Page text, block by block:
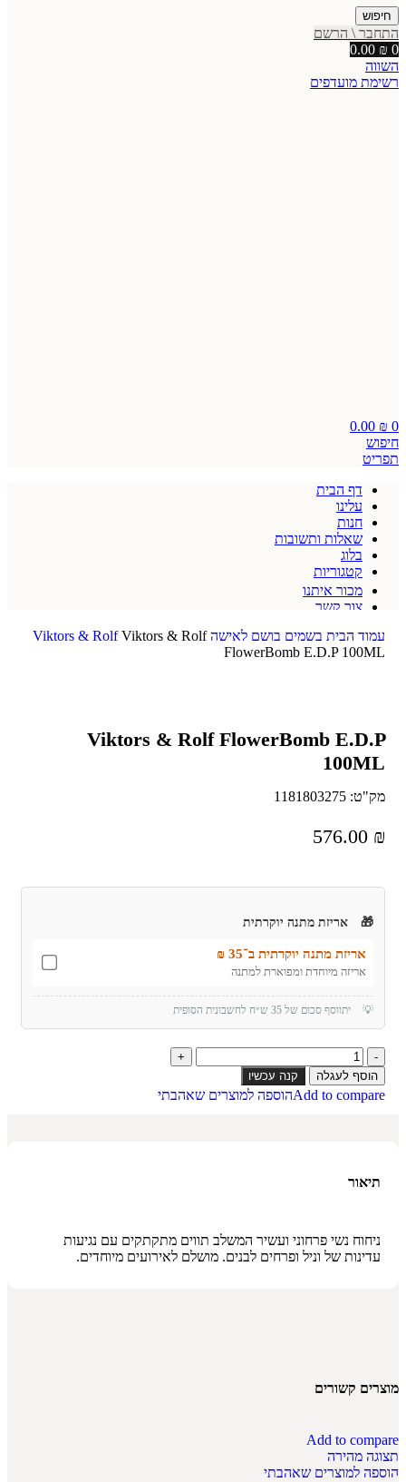
חיפוש
התחבר \ הרשם
0
0.00 ₪
השווה
רשימת מועדפים
0
0.00 ₪
חיפוש
תפריט
דף הבית
עלינו
חנות
שאלות ותשובות
בלוג
קטגוריות
מכור איתנו
צור קשר
עמוד הבית בשמים בושם לאישה Viktors & RolfViktors & Rolf
FlowerBomb E.D.P 100ML
Viktors & Rolf FlowerBomb E.D.P
100ML
מק"ט: 1181803275
576.00 ₪
🎁 אריזת מתנה יוקרתית
אריזת מתנה יוקרתית ב־35 ₪
אריזה מיוחדת ומפוארת למתנה
💡 יתווסף סכום של 35 ש״ח לחשבונית הסופית
הוסף לעגלה קנה עכשיו
Add to compareהוספה למוצרים שאהבתי
תיאור
ניחוח נשי פרחוני ועשיר המשלב תווים מתקתקים עם נגיעות
עדינות של וניל ופרחים לבנים. מושלם לאירועים מיוחדים.
מוצרים קשורים
Add to compare
תצוגה מהירה
הוספה למוצרים שאהבתי